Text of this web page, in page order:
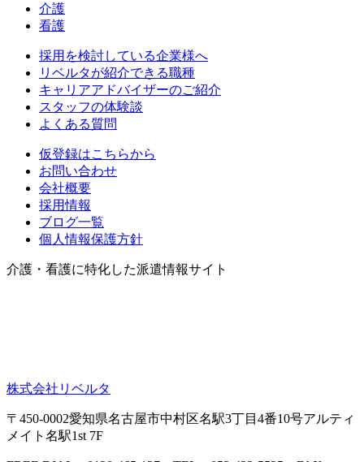
介護
看護
採用を検討している企業様へ
リベルタが紹介できる職種
キャリアアドバイザーのご紹介
スタッフの体験談
よくある質問
仮登録はこちらから
お問い合わせ
会社概要
採用情報
ブログ一覧
個人情報保護方針
介護・看護に特化した派遣情報サイト
株式会社リベルタ
〒450-0002愛知県名古屋市中村区名駅3丁目4番10号アルティ
メイト名駅1st 7F